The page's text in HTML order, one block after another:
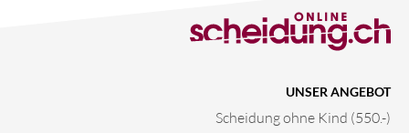
UNSER ANGEBOT
Scheidung ohne Kind (550.-)